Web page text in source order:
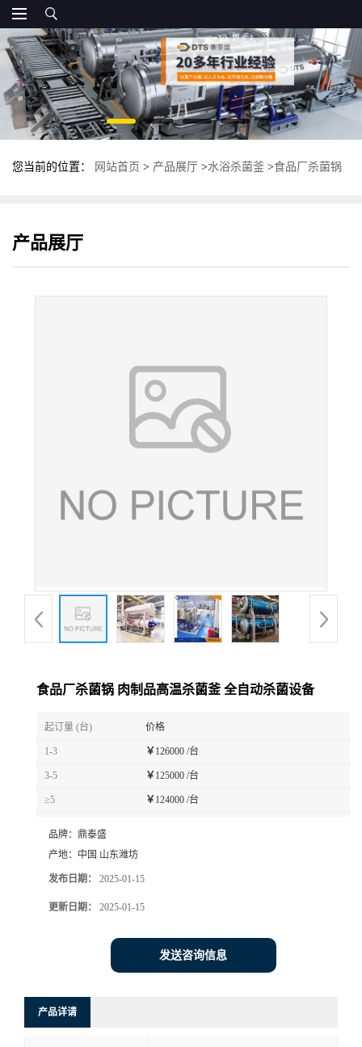
您当前的位置： 网站首页 > 产品展厅 >水浴杀菌釜 >食品厂杀菌锅
产品展厅
食品厂杀菌锅 肉制品高温杀菌釜 全自动杀菌设备
起订量 (台) 价格
1-3 ￥ 126000 /台
3-5 ￥ 125000 /台
≥5 ￥ 124000 /台
品牌： 鼎泰盛
产地： 中国 山东潍坊
发布日期： 2025-01-15
更新日期： 2025-01-15
发送咨询信息
产品详请